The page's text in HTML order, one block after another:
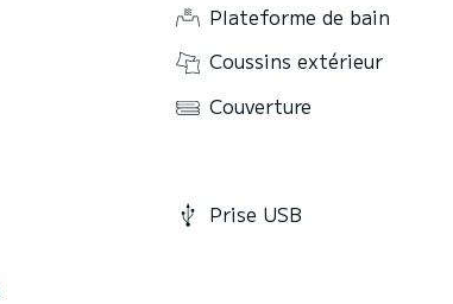
Plateforme de bain
Coussins extérieur
Couverture
Prise USB